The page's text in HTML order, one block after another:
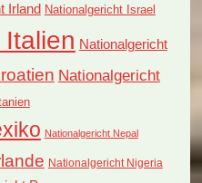
Irland Nationalgericht Israel
Nationalgericht
Nationalgericht
Nationalgericht Nepal
Nationalgericht Nigeria